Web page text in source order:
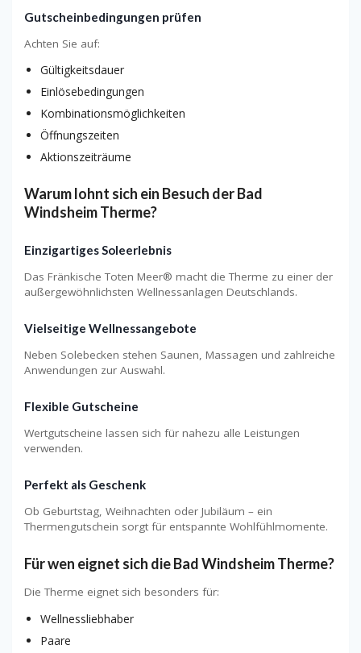
Gutscheinbedingungen prüfen
Achten Sie auf:
Gültigkeitsdauer
Einlösebedingungen
Kombinationsmöglichkeiten
Öffnungszeiten
Aktionszeiträume
Warum lohnt sich ein Besuch der Bad
Windsheim Therme?
Einzigartiges Soleerlebnis
Das Fränkische Toten Meer® macht die Therme zu einer der
außergewöhnlichsten Wellnessanlagen Deutschlands.
Vielseitige Wellnessangebote
Neben Solebecken stehen Saunen, Massagen und zahlreiche
Anwendungen zur Auswahl.
Flexible Gutscheine
Wertgutscheine lassen sich für nahezu alle Leistungen
verwenden.
Perfekt als Geschenk
Ob Geburtstag, Weihnachten oder Jubiläum – ein
Thermengutschein sorgt für entspannte Wohlfühlmomente.
Für wen eignet sich die Bad Windsheim Therme?
Die Therme eignet sich besonders für:
Wellnessliebhaber
Paare